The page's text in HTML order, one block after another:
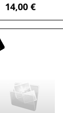
14,00 €